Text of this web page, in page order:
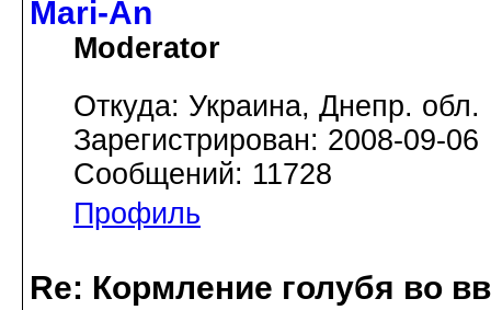
Mari-An
Moderator
Откуда: Украина, Днепр. обл.
Зарегистрирован: 2008-09-06
Сообщений: 11728
Профиль
Re: Кормление голубя во